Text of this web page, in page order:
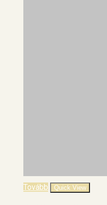
Tovább Quick View